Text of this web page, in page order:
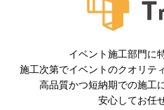
イベント施工部門に
施工次第でイベントのクオリテ
高品質かつ短納期での施工
安心してお任